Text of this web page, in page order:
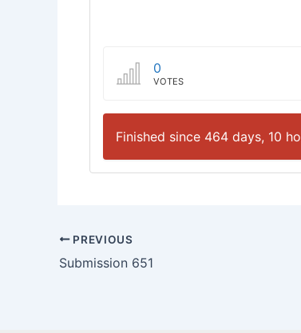
0
VOTES
Finished since 464 days, 10
PREVIOUS
Submission 651